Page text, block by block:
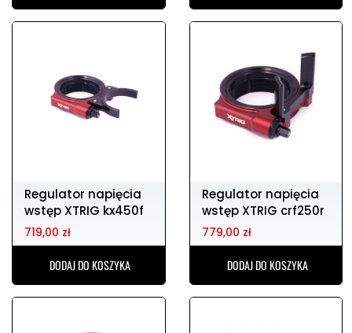
Regulator napięcia
wstęp XTRIG kx450f
15-18
719,00 zł
DODAJ DO KOSZYKA
Regulator napięcia
wstęp XTRIG crf250r
14-17
779,00 zł
DODAJ DO KOSZYKA